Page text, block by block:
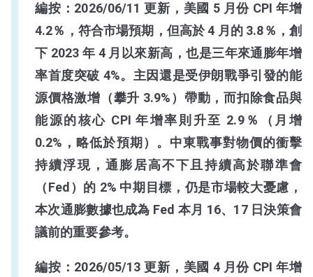
編按：2026/06/11 更新，美國 5 月份 CPI 年增
4.2％，符合市場預期，但高於 4 月的 3.8％，創
下 2023 年 4 月以來新高，也是三年來通膨年增
率首度突破 4%。主因還是受伊朗戰爭引發的能
源價格激增（攀升 3.9%）帶動，而扣除食品與
能源的核心 CPI 年增率則升至 2.9％（月增
0.2%，略低於預期）。中東戰事對物價的衝擊
持續浮現，通膨居高不下且持續高於聯準會
（Fed）的 2% 中期目標，仍是市場較大憂慮，
本次通膨數據也成為 Fed 本月 16、17 日決策會
議前的重要參考。
編按：2026/05/13 更新，美國 4 月份 CPI 年增